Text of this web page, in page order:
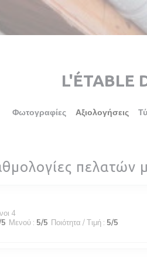
L'ÉTABLE
Φωτογραφίες Αξιολογήσεις
πελατών
4
Μενού : 5/5 Ποιότητα / Τιμή : 5/5